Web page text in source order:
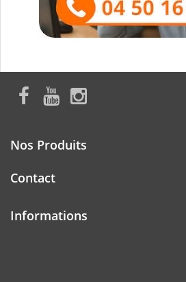
Nos Produits
Contact
Informations